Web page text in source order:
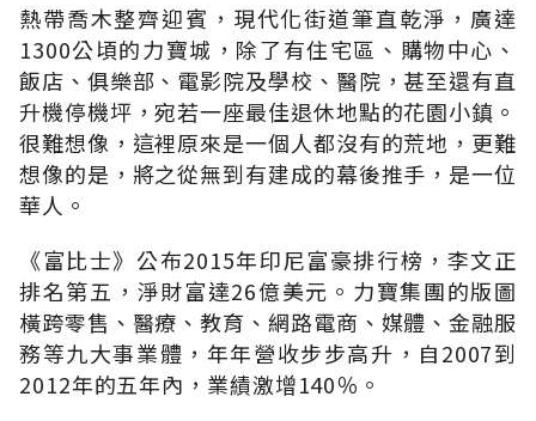
熱帶喬木整齊迎賓，現代化街道筆直乾淨，廣達
1300公頃的力寶城，除了有住宅區、購物中心、
飯店、俱樂部、電影院及學校、醫院，甚至還有直
升機停機坪，宛若一座最佳退休地點的花園小鎮。
很難想像，這裡原來是一個人都沒有的荒地，更難
想像的是，將之從無到有建成的幕後推手，是一位
華人。
《富比士》公布2015年印尼富豪排行榜，李文正
排名第五，淨財富達26億美元。力寶集團的版圖
橫跨零售、醫療、教育、網路電商、媒體、金融服
務等九大事業體，年年營收步步高升，自2007到
2012年的五年內，業績激增140％。